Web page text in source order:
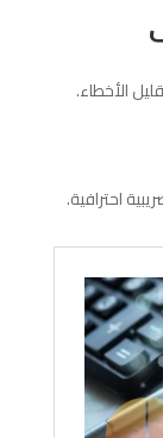
الأخطاء.
احترافية.